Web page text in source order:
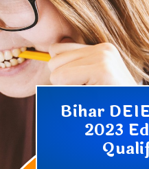
Bihar
2023